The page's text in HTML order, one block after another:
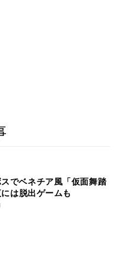
でベネチア風「仮面舞踏
は脱出ゲームも